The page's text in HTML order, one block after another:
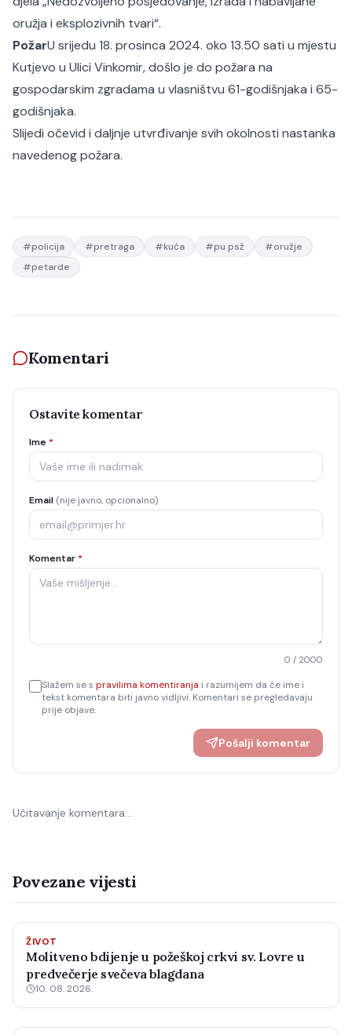
oružja i eksplozivnih tvari“.
PožarU srijedu 18. prosinca 2024. oko 13.50 sati u mjestu
Kutjevo u Ulici Vinkomir, došlo je do požara na
gospodarskim zgradama u vlasništvu 61-godišnjaka i 65-
godišnjaka.
Slijedi očevid i daljnje utvrđivanje svih okolnosti nastanka
navedenog požara.
#policija #pretraga #kuća #pu psž #oružje
#petarde
Komentari
Ostavite komentar
Ime *
Email (nije javno, opcionalno)
Komentar *
0 / 2000
Slažem se s pravilima komentiranja i razumijem da će ime i
tekst komentara biti javno vidljivi. Komentari se pregledavaju
prije objave.
Pošalji komentar
Učitavanje komentara…
Povezane vijesti
ŽIVOT
Molitveno bdijenje u požeškoj crkvi sv. Lovre u
predvečerje svečeva blagdana
10. 08. 2026.